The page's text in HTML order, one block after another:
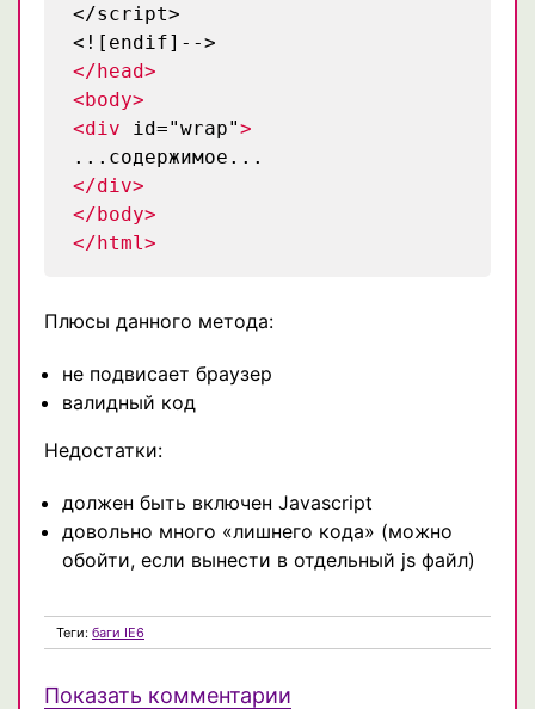
</script>
<![endif]-->
</head>
<body>
<div id="wrap">
...содержимое...
</div>
</body>
</html>
Плюсы данного метода:
не подвисает браузер
валидный код
Недостатки:
должен быть включен Javascript
довольно много «лишнего кода» (можно
обойти, если вынести в отдельный js файл)
Теги: баги IE6
Показать комментарии